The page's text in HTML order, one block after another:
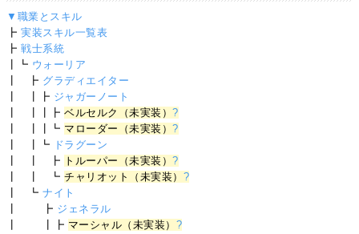
▼職業とスキル
┣実装スキル一覧表
┣戦士系統
┃┗ ウォーリア
┃ ┣ グラディエイター
┃ ┃┣ ジャガーノート
┃ ┃┃┣ベルセルク（未実装）?
┃ ┃┃┗ マローダー（未実装）?
┃ ┃┗ ドラグーン
┃ ┃ ┣ トルーパー（未実装）?
┃ ┃ ┗チャリオット（未実装） ?
┃ ┗ナイト
┃ ┣ ジェネラル
┃ ┃┣ マーシャル（未実装） ?